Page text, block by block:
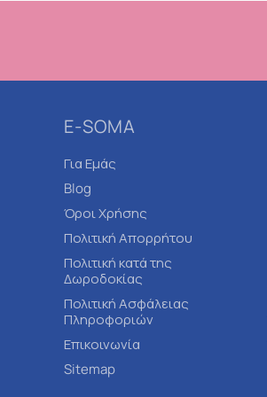
E-SOMA
Για Εμάς
Blog
Όροι Χρήσης
Πολιτική Απορρήτου
Πολιτική κατά της
Δωροδοκίας
Πολιτική Ασφάλειας
Πληροφοριών
Επικοινωνία
Sitemap